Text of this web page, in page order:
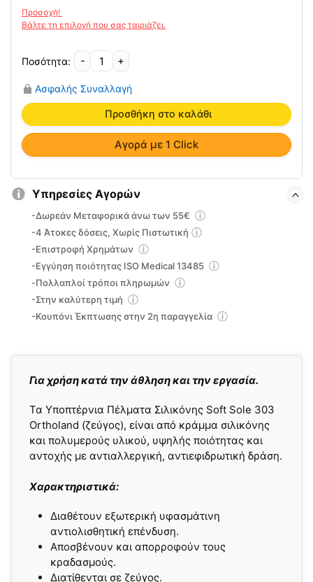
Για χρήση κατά την άθληση και την εργασία.
Τα Υποπτέρνια Πέλματα Σιλικόνης Soft Sole 303
Ortholand (ζεύγος), είναι από κράμμα σιλικόνης
και πολυμερούς υλικού, υψηλής ποιότητας και
αντοχής με αντιαλλεργική, αντιεφιδρωτική δράση.
Χαρακτηριστικά:
Διαθέτουν εξωτερική υφασμάτινη
αντιολισθητική επένδυση.
Αποσβένουν και απορροφούν τους
κραδασμούς.
Διατίθενται σε ζεύγος.
Αγορά με 1 Click
-
Υποπτέρνια
Πέλματα
Σιλικόνης
Soft
Sole
303
Ortholand
ποσότητα
+
Ασφαλής Συναλλαγή
Προσθήκη στο καλάθι
Υπηρεσίες Αγορών
-Δωρεάν Μεταφορικά άνω των 55€
-4 Άτοκες δόσεις, Χωρίς Πιστωτική
-Επιστροφή Χρημάτων
-Εγγύηση ποιότητας ISO Medical 13485
-Πολλαπλοί τρόποι πληρωμών
-Στην καλύτερη τιμή
-Κουπόνι Έκπτωσης στην 2η παραγγελία